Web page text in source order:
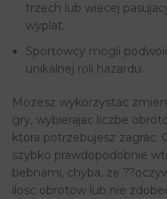
trzech lub wiecej
wyplat.
Sportowcy mogli
unikalnej roli hazardu.
Mozesz wykorzystac
gry, wybierajac liczbe
ktora potrzebujesz zagrac.
szybko prawdopodobnie
bebnami, chyba, ze
ilosc obrotow lub nie